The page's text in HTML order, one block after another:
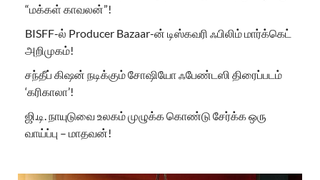
“மக்கள் காவலன்”!
BISFF-ல் Producer Bazaar-ன் டிஸ்கவரி ஃபிலிம் மார்க்கெட்
அறிமுகம்!
சந்தீப் கிஷன் நடிக்கும் சோஷியோ ஃபேண்டஸி திரைப்படம்
‘கரிகாலா’!
ஜி.டி. நாயுடுவை உலகம் முழுக்க கொண்டு சேர்க்க ஒரு
வாய்ப்பு – மாதவன்!